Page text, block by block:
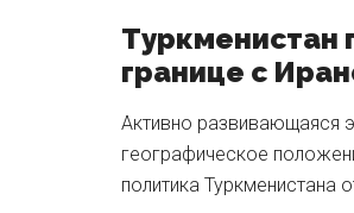
Туркменистан
границе с
Активно развивающаяся
географическое
политика Туркменистана